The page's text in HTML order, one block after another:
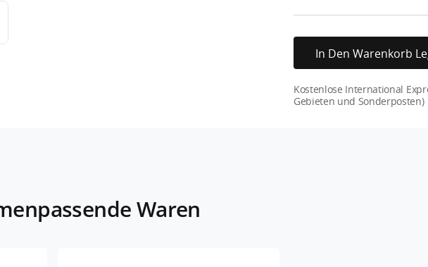
In Den Warenkorb
Kostenlose International
Gebieten und Sonderposten)
Waren